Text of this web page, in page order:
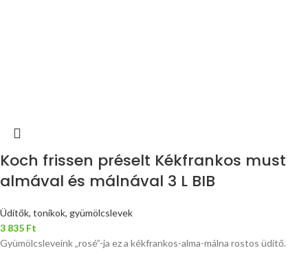
Koch frissen préselt Kékfrankos must
almával és málnával 3 L BIB
Üdítők, tonikok, gyümölcslevek
3 835 Ft
Gyümölcsleveink „rosé”-ja ez a kékfrankos-alma-málna rostos üdítő.